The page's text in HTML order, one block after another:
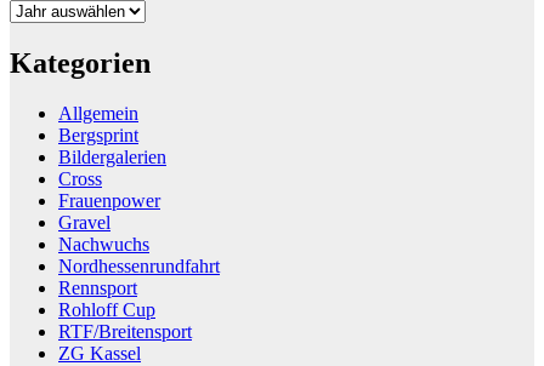
Kategorien
Allgemein
Bergsprint
Bildergalerien
Cross
Frauenpower
Gravel
Nachwuchs
Nordhessenrundfahrt
Rennsport
Rohloff Cup
RTF/Breitensport
ZG Kassel